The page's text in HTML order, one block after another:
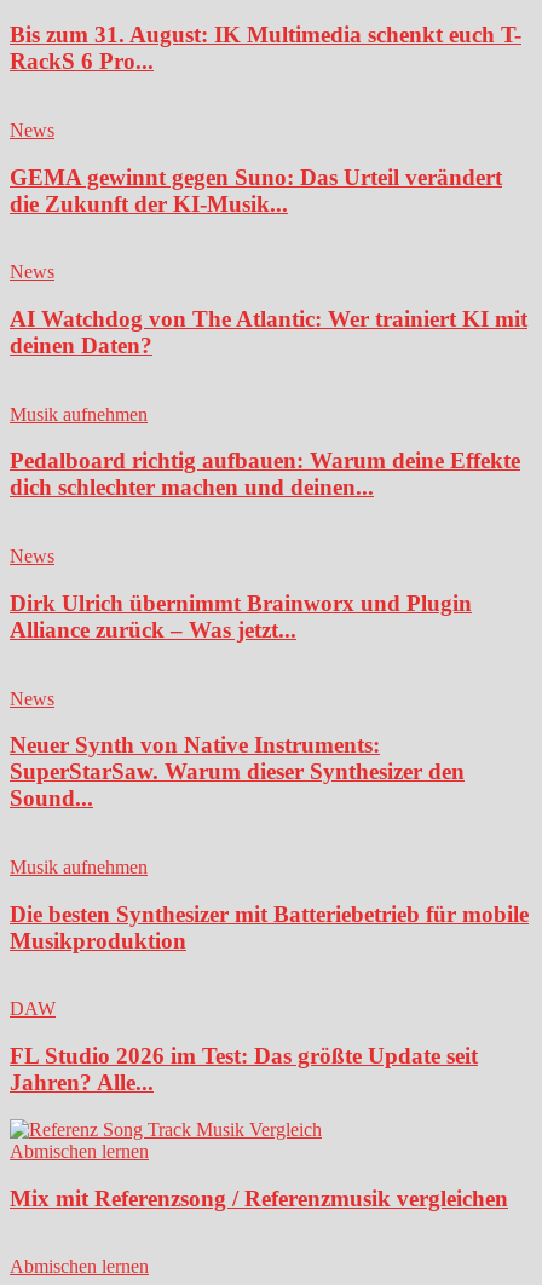
Bis zum 31. August: IK Multimedia schenkt euch T-
RackS 6 Pro...
News
GEMA gewinnt gegen Suno: Das Urteil verändert
die Zukunft der KI-Musik...
News
AI Watchdog von The Atlantic: Wer trainiert KI mit
deinen Daten?
Musik aufnehmen
Pedalboard richtig aufbauen: Warum deine Effekte
dich schlechter machen und deinen...
News
Dirk Ulrich übernimmt Brainworx und Plugin
Alliance zurück – Was jetzt...
News
Neuer Synth von Native Instruments:
SuperStarSaw. Warum dieser Synthesizer den
Sound...
Musik aufnehmen
Die besten Synthesizer mit Batteriebetrieb für mobile
Musikproduktion
DAW
FL Studio 2026 im Test: Das größte Update seit
Jahren? Alle...
Abmischen lernen
Mix mit Referenzsong / Referenzmusik vergleichen
Abmischen lernen